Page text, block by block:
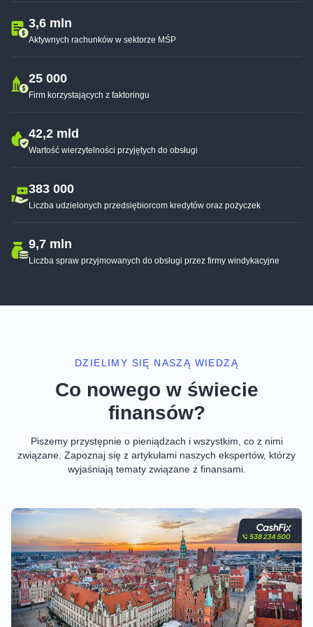
3,6 mln
Aktywnych rachunków w sektorze MŚP
25 000
Firm korzystających z faktoringu
42,2 mld
Wartość wierzytelności przyjętych do obsługi
383 000
Liczba udzielonych przedsiębiorcom kredytów oraz pożyczek
9,7 mln
Liczba spraw przyjmowanych do obsługi przez firmy windykacyjne
DZIELIMY SIĘ NASZĄ WIEDZĄ
Co nowego w świecie
finansów?
Piszemy przystępnie o pieniądzach i wszystkim, co z nimi
związane. Zapoznaj się z artykułami naszych ekspertów, którzy
wyjaśniają tematy związane z finansami.